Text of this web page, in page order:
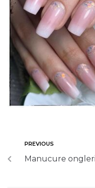
PREVIOUS
Manucure